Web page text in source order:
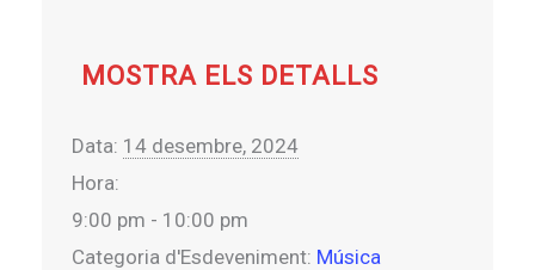
MOSTRA ELS DETALLS
Data: 14 desembre, 2024
Hora:
9:00 pm - 10:00 pm
Categoria d'Esdeveniment: Música